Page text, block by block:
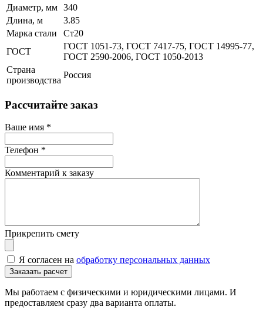
Диаметр, мм 340
Длина, м
3.85
Марка стали
Ст20
ГОСТ
ГОСТ 1051-73, ГОСТ 7417-75, ГОСТ 14995-77,
ГОСТ 2590-2006, ГОСТ 1050-2013
Страна
производства
Россия
Рассчитайте заказ
Ваше имя *
Телефон *
Комментарий к заказу
Прикрепить смету
Я согласен на обработку персональных данных
Мы работаем с физическими и юридическими лицами. И
предоставляем сразу два варианта оплаты.